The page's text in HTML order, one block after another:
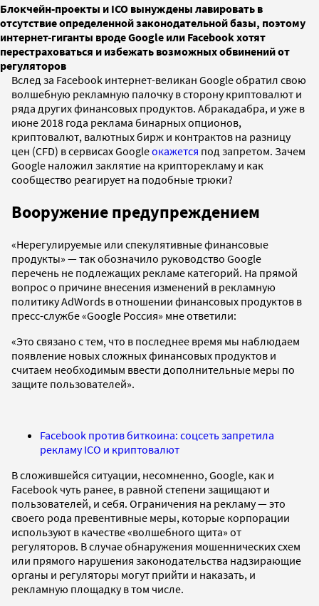
Блокчейн-проекты и ICO вынуждены лавировать в
отсутствие определенной законодательной базы, поэтому
интернет-гиганты вроде Google или Facebook хотят
перестраховаться и избежать возможных обвинений от
регуляторов
Вслед за Facebook интернет-великан Google обратил свою
волшебную рекламную палочку в сторону криптовалют и
ряда других финансовых продуктов. Абракадабра, и уже в
июне 2018 года реклама бинарных опционов,
криптовалют, валютных бирж и контрактов на разницу
цен (CFD) в сервисах Googleокажется под запретом. Зачем
Google наложил заклятие на крипторекламу и как
сообщество реагирует на подобные трюки?
Вооружение предупреждением
«Нерегулируемые или спекулятивные финансовые
продукты» — так обозначило руководство Google
перечень не подлежащих рекламе категорий. На прямой
вопрос о причине внесения изменений в рекламную
политику AdWords в отношении финансовых продуктов в
пресс-службе «Google Россия» мне ответили:
«Это связано с тем, что в последнее время мы наблюдаем
появление новых сложных финансовых продуктов и
считаем необходимым ввести дополнительные меры по
защите пользователей».
Facebook против биткоина: соцсеть запретила
рекламу ICO и криптовалют
В сложившейся ситуации, несомненно, Google, как и
Facebook чуть ранее, в равной степени защищают и
пользователей, и себя. Ограничения на рекламу — это
своего рода превентивные меры, которые корпорации
используют в качестве «волшебного щита» от
регуляторов. В случае обнаружения мошеннических схем
или прямого нарушения законодательства надзирающие
органы и регуляторы могут прийти и наказать, и
рекламную площадку в том числе.